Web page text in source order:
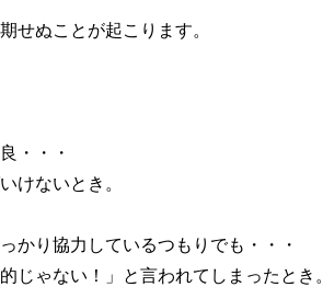
せぬことが起こります。
・・・
けないとき。
かり協力しているつもりでも・・・
じゃない！」と言われてしまったとき。